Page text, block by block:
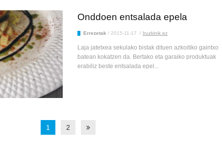
Onddoen entsalada epela
Errezetak / 2015-11-17 / Iruzkinik ez
Laja jatetxea sekulako bistak dituen azkoitiko gaintxo
batean kokatzen da. Bertako eta garaiko produktuak
erabiliz beste entsalada epel...
1 2